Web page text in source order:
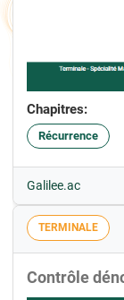
Chapitres:
Récurrence
Galilee.ac
TERMINALE
Contrôle